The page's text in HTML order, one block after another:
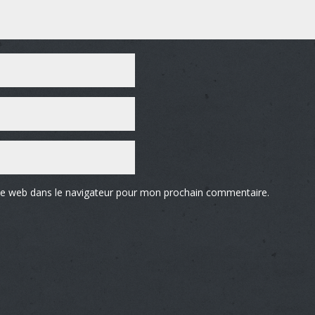
dans le navigateur pour mon prochain commentaire.